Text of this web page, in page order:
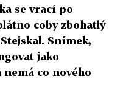
se vrací po
coby zbohatlý
Snímek,
jako
co nového